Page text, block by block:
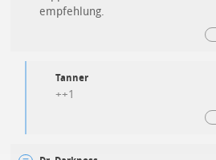
empfehlung.
Tanner
++1